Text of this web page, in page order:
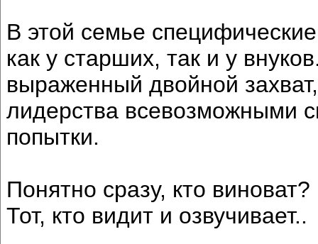
В этой семье
как у старших, так и у
выраженный двойной
лидерства всевозможными
попытки.
Понятно сразу, кто виноват?
Тот, кто видит и озвучивает..